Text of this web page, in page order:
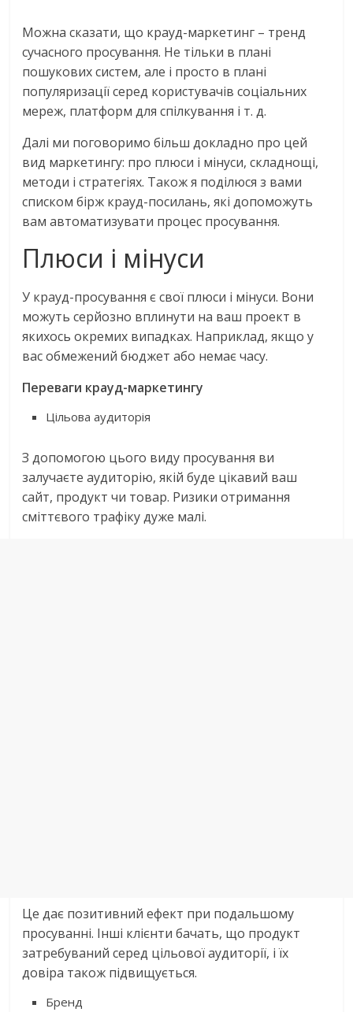
Можна сказати, що крауд-маркетинг – тренд
сучасного просування. Не тільки в плані
пошукових систем, але і просто в плані
популяризації серед користувачів соціальних
мереж, платформ для спілкування і т. д.
Далі ми поговоримо більш докладно про цей
вид маркетингу: про плюси і мінуси, складнощі,
методи і стратегіях. Також я поділюся з вами
списком бірж крауд-посилань, які допоможуть
вам автоматизувати процес просування.
Плюси і мінуси
У крауд-просування є свої плюси і мінуси. Вони
можуть серйозно вплинути на ваш проект в
якихось окремих випадках. Наприклад, якщо у
вас обмежений бюджет або немає часу.
Переваги крауд-маркетингу
Цільова аудиторія
З допомогою цього виду просування ви
залучаєте аудиторію, якій буде цікавий ваш
сайт, продукт чи товар. Ризики отримання
сміттєвого трафіку дуже малі.
Це дає позитивний ефект при подальшому
просуванні. Інші клієнти бачать, що продукт
затребуваний серед цільової аудиторії, і їх
довіра також підвищується.
Бренд